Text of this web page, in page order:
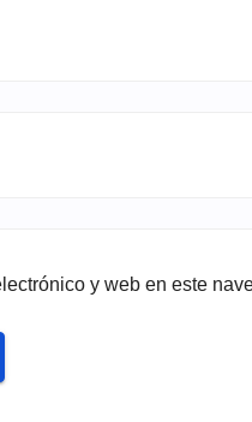
y web en este